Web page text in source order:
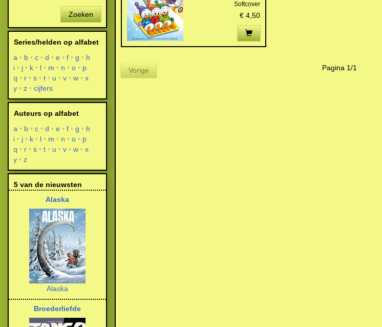
Softcover
€ 4,50
Vorige Pagina 1/1
Zoeken
Series/helden op alfabet
a
b c d e f g
h
i
j k l m n o
p
q
r s t u v w
x
y
z cijfers
Auteurs op alfabet
a
b c d e f g
h
i
j k l m n o
p
q
r s t u v w
x
y
z
5 van de nieuwsten
Alaska
Alaska
Broederliefde